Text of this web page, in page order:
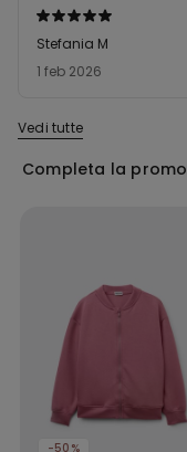
Valutato
5
su
1 feb 2026
Stefania M
Vedi tutte
Completa la promo
-50%